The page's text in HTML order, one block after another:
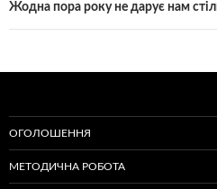
Жодна пора року не дарує нам
ОГОЛОШЕННЯ
МЕТОДИЧНА РОБОТА